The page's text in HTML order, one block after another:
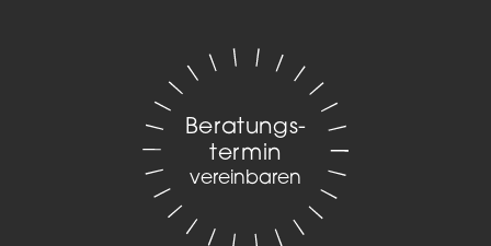
Beratungs­
termin
vereinbaren